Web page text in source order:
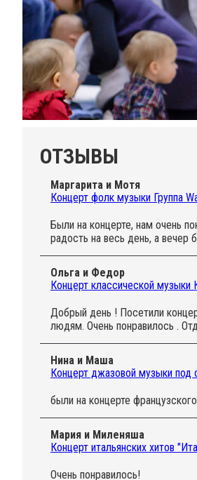
ОТЗЫВЫ
Маргарита и Мотя
Концерт фолк музыки Группа
Были на концерте, нам очень
радость на весь день, а
Ольга и Федор
Концерт классической музыки
Добрый день ! Посетили
людям. Очень понравилось .
Нина и Маша
Концерт джазовой музыки
были на концерте
Мария и Миленяша
Концерт итальянских хитов
Очень понравилось!